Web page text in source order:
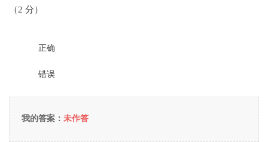
（2 分）
正确
错误
我的答案： 未作答